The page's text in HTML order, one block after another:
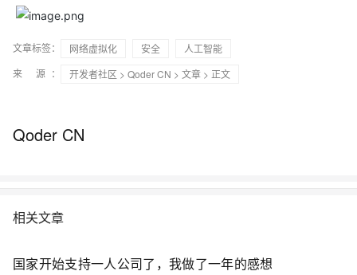
文章标签： 网络虚拟化 安全
人工智能
来 源：
开发者社区 > Qoder CN > 文章 > 正文
Qoder CN
相关文章
国家开始支持一人公司了，我做了一年的感想